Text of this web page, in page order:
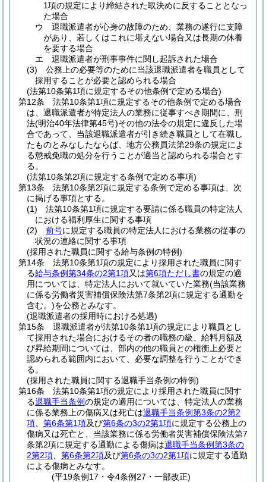
1項の規定により締結された取決めに反することとなっ
た場合
ウ
退職派遣者が心身の故障のため、業務の遂行に支障
があり、若しくはこれに堪えない場合又は長期の休養
を要する場合
エ
退職派遣者が刑事事件に関し起訴された場合
(3)
公務上の必要等のために当該退職派遣者を職員として
採用することが必要と認められる場合
(法第10条第1項に規定するその他条例で定める場合)
第12条
法第10条第1項に規定するその他条例で定める場合
は、退職派遣者が特定法人の業務に従事すべき期間に、刑
法(明治40年法律第45号)その他の法令の規定に違反した場
合であって、当該退職派遣者が引き続き職員として在職し
たものとみなしたならば、地方公務員法第29条の規定によ
る懲戒免職の処分を行うことが適当と認められる場合とす
る。
(法第10条第2項に規定する条例で定める事項)
第13条
法第10条第2項に規定する条例で定める事項は、次
に掲げる事項とする。
(1)
法第10条第1項に規定する要請に係る職員の特定法人
における福利厚生に関する事項
(2)
前号に規定する職員の特定法人における業務の従事の
状況の連絡に関する事項
(採用された職員に関する給与条例の特例)
第14条
法第10条第1項の規定により採用された職員に関す
る給与条例第34条の2第1項又は第6項ただし書の規定の適
用については、特定法人において就いていた業務(当該業務
に係る労働者災害補償保険法第7条第2項に規定する通勤を
含む。)を公務とみなす。
(退職派遣者の採用時における処遇)
第15条
退職派遣者が法第10条第1項の規定により職員とし
て採用された場合におけるその者の職務の級、給料月額及
び昇給期間については、部内の他の職員との権衡上必要と
認められる範囲内において、必要な調整を行うことができ
る。
(採用された職員に関する退職手当条例の特例)
第16条
法第10条第1項の規定により採用された職員に関す
る退職手当条例の規定の適用については、特定法人の業務
に係る業務上の傷病又は死亡は退職手当条例第3条の2第2
項
第6条第1項及び第6条の3の2第1項に規定する公務上の
傷病又は死亡と、当該業務に係る労働者災害補償保険法第7
条第2項に規定する通勤による傷病は退職手当条例第3条の
2第2項
第6条第2項及び第6条の3の2第1項に規定する通勤
による傷病とみなす。
(平19条例17・令4条例27・一部改正)